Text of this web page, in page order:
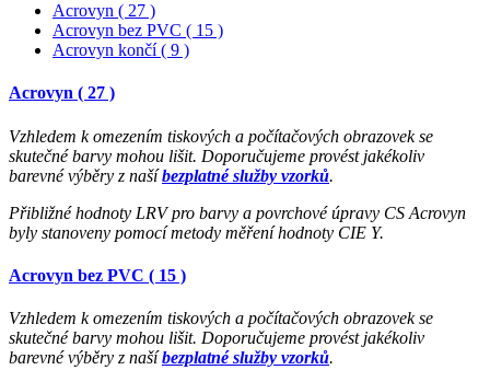
Acrovyn ( 27 )
Acrovyn bez PVC ( 15 )
Acrovyn končí ( 9 )
Acrovyn ( 27 )
Vzhledem k omezením tiskových a počítačových obrazovek se
skutečné barvy mohou lišit. Doporučujeme provést jakékoliv
barevné výběry z našíbezplatné služby vzorků.
Přibližné hodnoty LRV pro barvy a povrchové úpravy CS Acrovyn
byly stanoveny pomocí metody měření hodnoty CIE Y.
Acrovyn bez PVC ( 15 )
Vzhledem k omezením tiskových a počítačových obrazovek se
skutečné barvy mohou lišit. Doporučujeme provést jakékoliv
barevné výběry z našíbezplatné služby vzorků.